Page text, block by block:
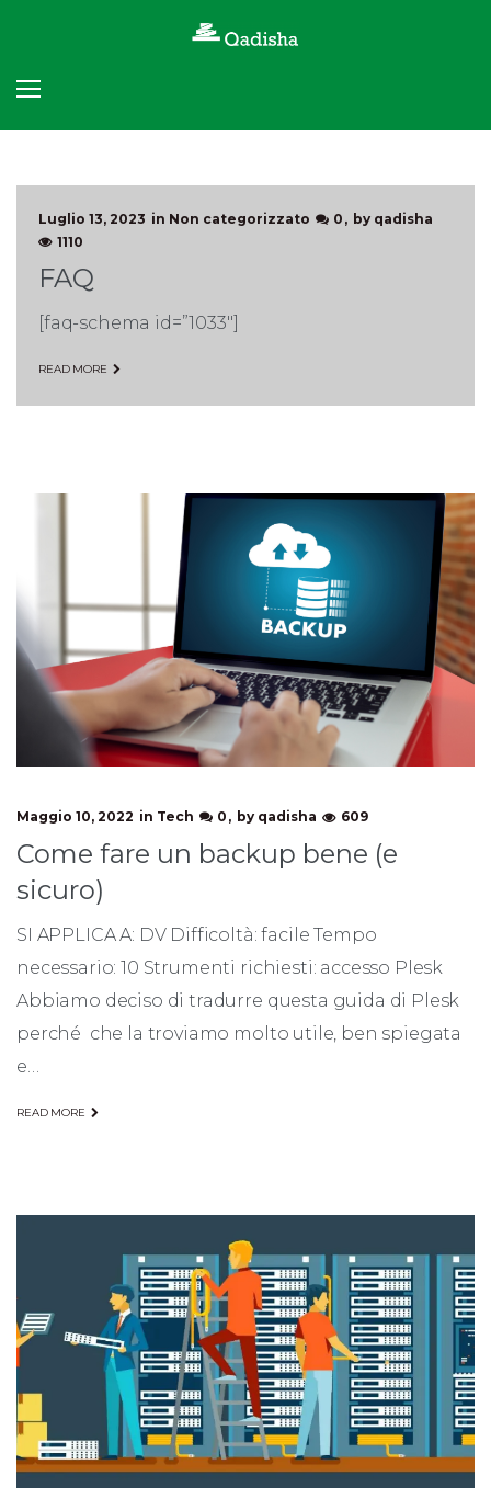
content
Autore:
qadisha
Luglio 13, 2023 in Non categorizzato 0 by qadisha
1110
FAQ
[faq-schema id=”1033″]
READ MORE
Maggio 10, 2022 in Tech 0 by qadisha 609
Come fare un backup bene (e
sicuro)
SI APPLICA A: DV Difficoltà: facile Tempo
necessario: 10 Strumenti richiesti: accesso Plesk
Abbiamo deciso di tradurre questa guida di Plesk
perché che la troviamo molto utile, ben spiegata
e…
READ MORE